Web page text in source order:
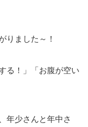
りました～！
る！」「お腹が空い
年少さんと年中さ